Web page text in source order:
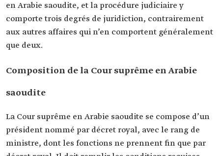
en Arabie saoudite, et la procédure judiciaire y
comporte trois degrés de juridiction, contrairement
aux autres affaires qui n’en comportent généralement
que deux.
Composition de la Cour suprême en Arabie
saoudite
La Cour suprême en Arabie saoudite se compose d’un
président nommé par décret royal, avec le rang de
ministre, dont les fonctions ne prennent fin que par